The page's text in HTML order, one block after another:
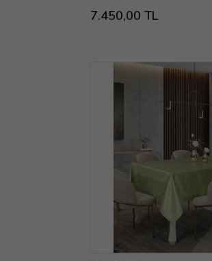
7.450,00 TL